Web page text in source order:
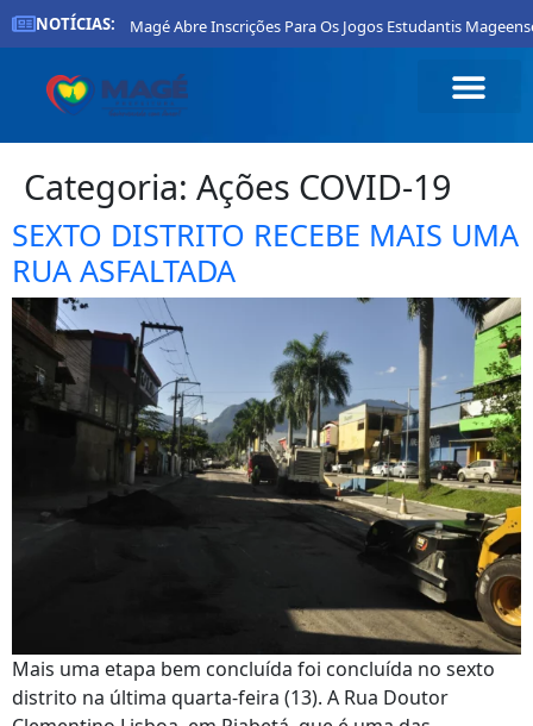
NOTÍCIAS:
Prefeitura De Magé Abre Inscrições Para Os Jogos Estudantis Mageenses
Categoria: Ações COVID-19
SEXTO DISTRITO RECEBE MAIS UMA
RUA ASFALTADA
Mais uma etapa bem concluída foi concluída no sexto
distrito na última quarta-feira (13). A Rua Doutor